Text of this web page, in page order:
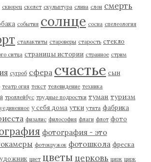
скворец скелет скульптура слива слон смерть
события солнце сосна спелеология
сталактиты староверы старость стекло
ситца страницы истории странное стрим
сугроб сфера счастье сын
театр огня текст телевидение техника
троллейбус трудные подростки туман туризм
уединенное у себя дома утки утята фабрика
физалис философия флаги флот фото
фотография - это
фотокружок фотошкола фреска
цвет цветы церковь цирк цирк